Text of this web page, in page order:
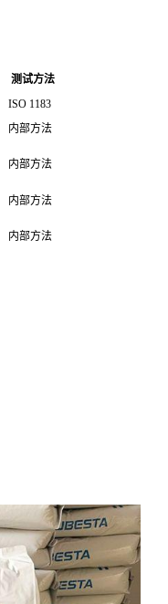
测试方法
ISO 1183
内部方法
内部方法
内部方法
内部方法